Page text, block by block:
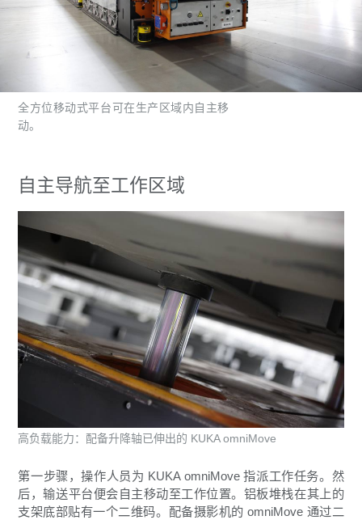
全方位移动式平台可在生产区域内自主移
动。
自主导航至工作区域
第一步骤，操作人员为 KUKA omniMove 指派工作任务。然
后，输送平台便会自主移动至工作位置。铝板堆栈在其上的
支架底部贴有一个二维码。配备摄影机的 omniMove 通过二
高负载能力：配备升降轴已伸出的 KUKA omniMove